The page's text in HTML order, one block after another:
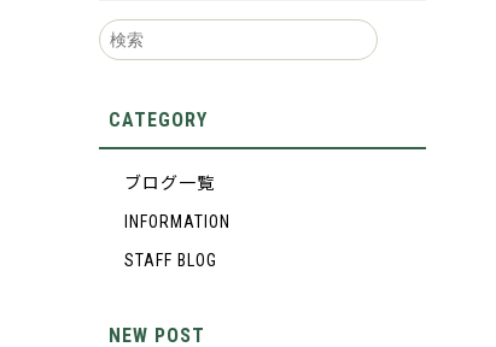
CATEGORY
ブログ一覧
INFORMATION
STAFF BLOG
NEW POST